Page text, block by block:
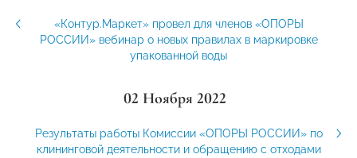
«Контур.Маркет» провел для членов «ОПОРЫ
РОССИИ» вебинар о новых правилах в маркировке
упакованной воды
02 Ноября 2022
Результаты работы Комиссии «ОПОРЫ РОССИИ» по
клининговой деятельности и обращению с отходами